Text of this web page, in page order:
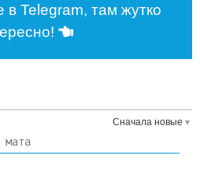
в Telegram, там жутко
Сначала новые